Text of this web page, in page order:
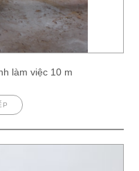
làm việc 10 m